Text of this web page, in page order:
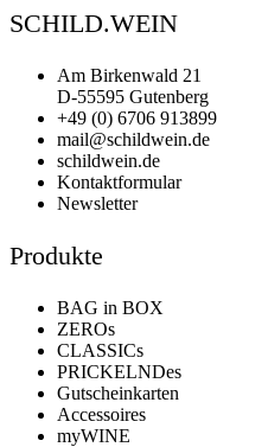
SCHILD.WEIN
Am Birkenwald 21
D-55595 Gutenberg
+49 (0) 6706 913899
mail@schildwein.de
schildwein.de
Kontaktformular
Newsletter
Produkte
BAG in BOX
ZEROs
CLASSICs
PRICKELNDes
Gutscheinkarten
Accessoires
myWINE